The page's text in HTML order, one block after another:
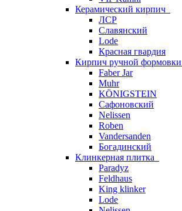
Керамический кирпич
ЛСР
Славянский
Lode
Красная гвардия
Кирпич ручной формовки
Faber Jar
Muhr
KÖNIGSTEIN
Сафоновский
Nelissen
Roben
Vandersanden
Богадинский
Клинкерная плитка
Paradyz
Feldhaus
King klinker
Lode